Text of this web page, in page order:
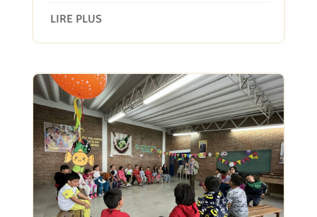
LIRE PLUS